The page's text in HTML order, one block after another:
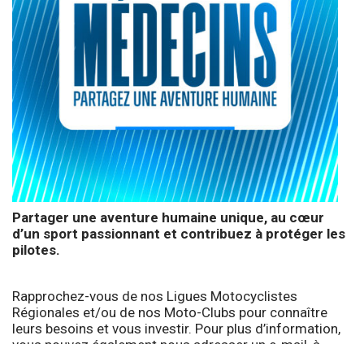
Partager une aventure humaine unique, au cœur
d’un sport passionnant et contribuez à protéger les
pilotes.
Rapprochez-vous de nos Ligues Motocyclistes
Régionales et/ou de nos Moto-Clubs pour connaître
leurs besoins et vous investir. Pour plus d’information,